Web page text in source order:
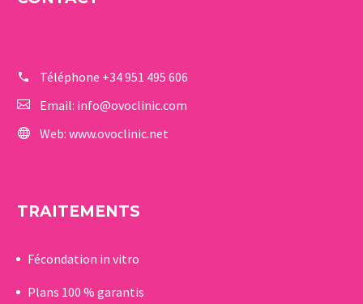
Téléphone +34 951 495 606
Email: info@ovoclinic.com
Web: www.ovoclinic.net
TRAITEMENTS
Fécondation in vitro
Plans 100 % garantis